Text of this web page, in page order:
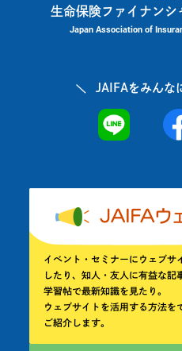
生命保険ファイナン
Japan Association of
JAIFAをみんな